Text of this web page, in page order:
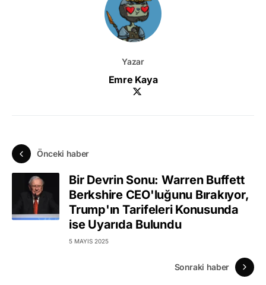
Yazar
Emre Kaya
Önceki haber
Bir Devrin Sonu: Warren Buffett
Berkshire CEO'luğunu Bırakıyor,
Trump'ın Tarifeleri Konusunda
ise Uyarıda Bulundu
5 MAYIS 2025
Sonraki haber